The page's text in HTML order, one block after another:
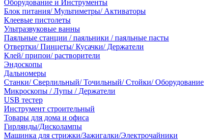
Оборудование и Инструменты
Блок питания/ Мультиметры/ Активаторы
Клеевые пистолеты
Ультразвуковые ванны
Паяльные станции / паяльники / паяльные пасты
Отвертки/ Пинцеты/ Кусачки/ Держатели
Клей/ припои/ растворители
Эндоскопы
Дальномеры
Станки/ Сверлильный/ Точильный/ Стойки/ Оборудование
Микроскопы / Лупы / Держатели
USB тестер
Инструмент строительный
Товары для дома и офиса
Гирлянды/Дисколампы
Машинка для стрижки/Зажигалки/Электрочайники